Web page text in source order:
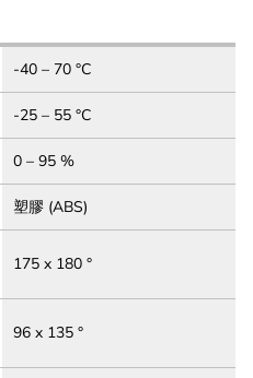
-40 – 70 °C
-25 – 55 °C
0 – 95 %
塑膠 (ABS)
175 x 180 °
96 x 135 °